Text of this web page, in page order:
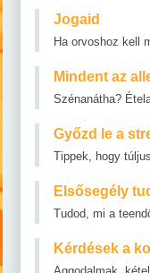
Jogaid
Ha orvoshoz kell
Mindent az
Szénanátha?
Győzd le a
Tippek, hogy
Elsősegély
Tudod, mi a
Kérdések a